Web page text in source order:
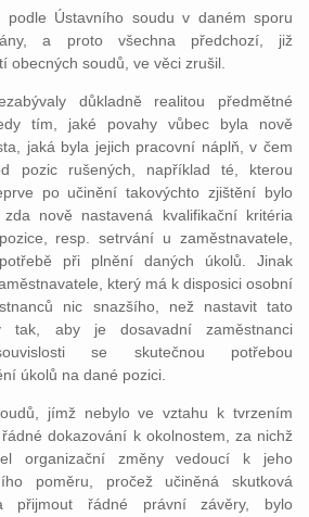
podle Ústavního soudu v daném sporu
a proto všechna předchozí, již
obecných soudů, ve věci zrušil.
důkladně realitou předmětné
tím, jaké povahy vůbec byla nově
jaká byla jejich pracovní náplň, v čem
pozic rušených, například té, kterou
po učinění takovýchto zjištění bylo
nově nastavená kvalifikační kritéria
resp. setrvání u zaměstnavatele,
při plnění daných úkolů. Jinak
který má k disposici osobní
nic snazšího, než nastavit tato
tak, aby je dosavadní zaměstnanci
se skutečnou potřebou
úkolů na dané pozici.
jímž nebylo ve vztahu k tvrzením
dokazování k okolnostem, za nichž
organizační změny vedoucí k jeho
poměru, pročež učiněná skutková
přijmout řádné právní závěry, bylo